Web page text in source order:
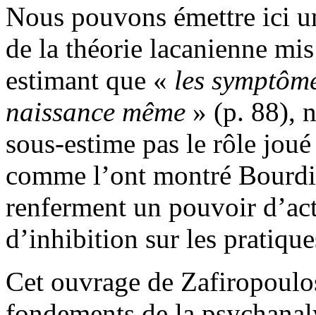
Nous pouvons émettre ici
de la théorie lacanienne
estimant que « les symptôm
naissance même » (p. 88),
sous-estime pas le rôle
comme l’ont montré
renferment un pouvoir
d’inhibition sur les
Cet ouvrage de